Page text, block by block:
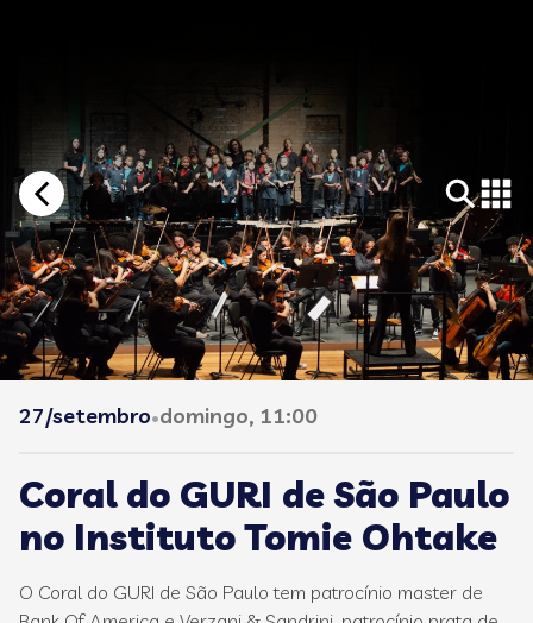
27/setembro•domingo, 11:00
Coral do GURI de São Paulo
no Instituto Tomie Ohtake
O Coral do GURI de São Paulo tem patrocínio master de